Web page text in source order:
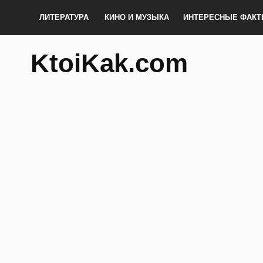
ЛИТЕРАТУРА КИНО И МУЗЫКА ИНТЕРЕСНЫЕ
KtoiKak.com